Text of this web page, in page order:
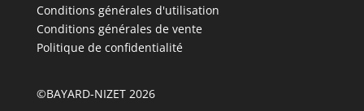
Conditions générales d'utilisation
Conditions générales de vente
Politique de confidentialité
©BAYARD-NIZET 2026